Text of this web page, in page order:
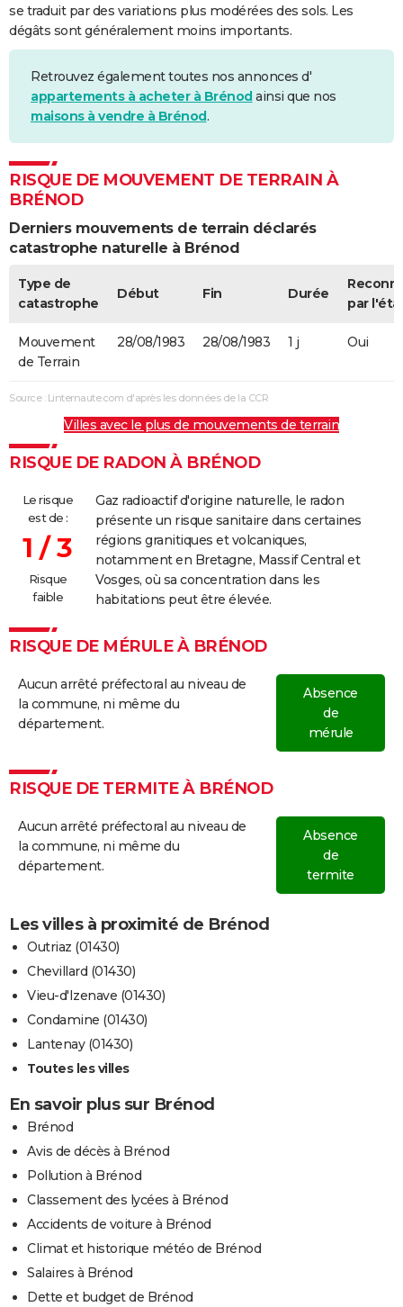
se traduit par des variations plus modérées des sols. Les
dégâts sont généralement moins importants.
Retrouvez également toutes nos annonces d'
appartements à acheter à Brénod ainsi que nos
maisons à vendre à Brénod.
RISQUE DE MOUVEMENT DE TERRAIN À
BRÉNOD
Derniers mouvements de terrain déclarés
catastrophe naturelle à Brénod
Type de
catastrophe
Début Fin Durée
par
Mouvement
de Terrain
28/08/1983 28/08/1983 1 j Oui
Source : Linternaute.com d'après les données de la CCR
Villes avec le plus de mouvements de terrain
RISQUE DE RADON À BRÉNOD
Le risque
est de :
1 / 3
Risque
faible
Gaz radioactif d'origine naturelle, le radon
présente un risque sanitaire dans certaines
régions granitiques et volcaniques,
notamment en Bretagne, Massif Central et
Vosges, où sa concentration dans les
habitations peut être élevée.
RISQUE DE MÉRULE À BRÉNOD
Aucun arrêté préfectoral au niveau de
la commune, ni même du
département.
Absence
de
mérule
RISQUE DE TERMITE À BRÉNOD
Aucun arrêté préfectoral au niveau de
la commune, ni même du
département.
Absence
de
termite
Les villes à proximité de Brénod
Outriaz (01430)
Chevillard (01430)
Vieu-d'Izenave (01430)
Condamine (01430)
Lantenay (01430)
Toutes les villes
En savoir plus sur Brénod
Brénod
Avis de décès à Brénod
Pollution à Brénod
Classement des lycées à Brénod
Accidents de voiture à Brénod
Climat et historique météo de Brénod
Salaires à Brénod
Dette et budget de Brénod